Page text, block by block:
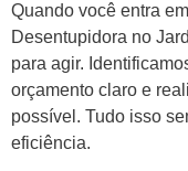
Quando você entra
Desentupidora no
para agir.
orçamento claro e
possível. Tudo isso
eficiência.